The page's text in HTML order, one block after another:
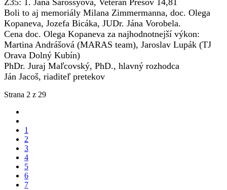
Ž35: 1. Jana Šarossyová, Veterán Prešov 14,81
Boli to aj memoriály Milana Zimmermanna, doc. Olega
Kopaneva, Jozefa Bicáka, JUDr. Jána Vorobela.
Cena doc. Olega Kopaneva za najhodnotnejší výkon:
Martina Andrášová (MARAS team), Jaroslav Lupák (TJ
Orava Dolný Kubín)
PhDr. Juraj Maľcovský, PhD., hlavný rozhodca
Ján Jacoš, riaditeľ pretekov
Strana 2 z 29
1
2
3
4
5
6
7